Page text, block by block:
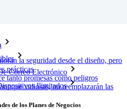
Correo Electrónico
Ilimitados
de los Planes de Negocios
la seguridad desde el diseño, pero
prácticas
tanto promesas como peligros
valiosas, no reemplazarán las